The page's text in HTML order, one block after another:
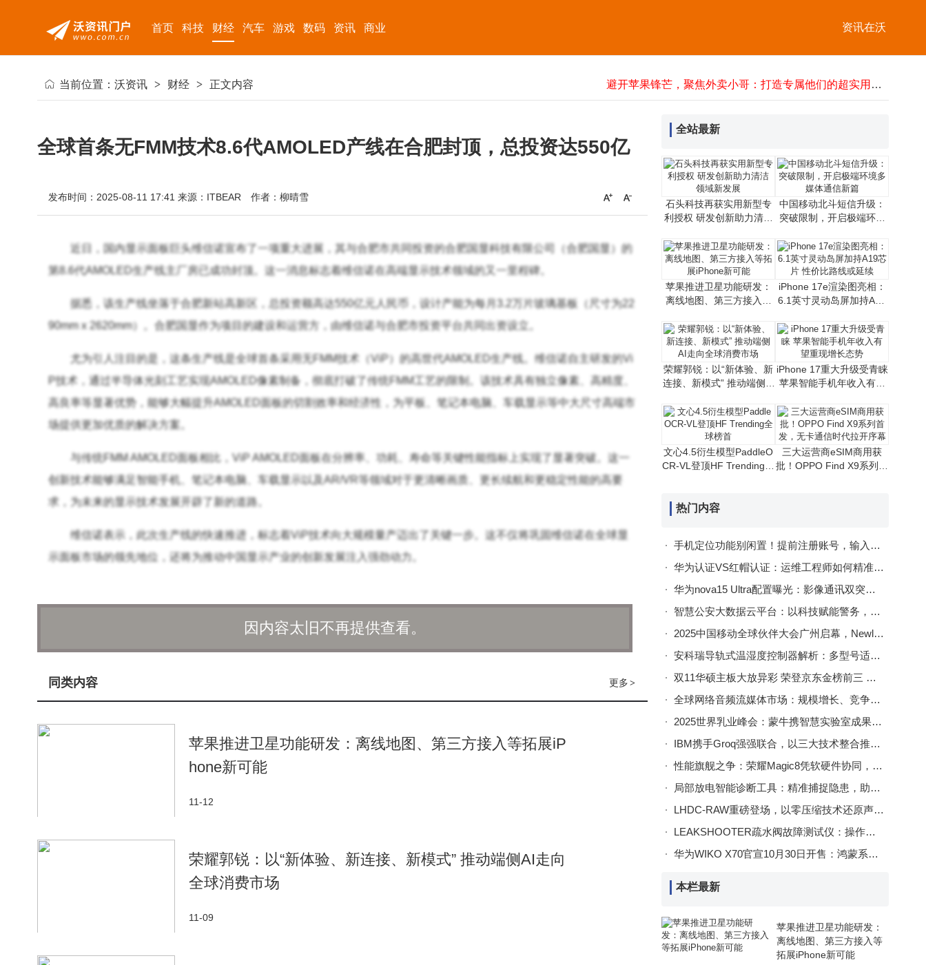
资讯在沃
首页 科技 财经 汽车 游戏 数码 资讯 商业
水浸传感器RS-SJ：4G蓝牙双助力，高效守护防积水安全
避开苹果锋芒，聚焦外卖小哥：打造专属他们的超实用蓝牙耳机
2025微信数据保护全攻略：误删聊天记录别急，多场景恢复方案来了
当前位置： 沃资讯 > 财经 > 正文内容
全球首条无FMM技术8.6代AMOLED产线在合肥封顶，总投资达550亿
发布时间：2025-08-11 17:41 来源：ITBEAR 作者：柳晴雪
近日，国内显示面板巨头维信诺宣布了一项重大进展，其与合肥市共同投资的合肥国显科技有限公司（合肥国显）的
第8.6代AMOLED生产线主厂房已成功封顶。这一消息标志着维信诺在高端显示技术领域的又一里程碑。
据悉，该生产线坐落于合肥新站高新区，总投资额高达550亿元人民币，设计产能为每月3.2万片玻璃基板（尺寸为22
90mm x 2620mm）。合肥国显作为项目的建设和运营方，由维信诺与合肥市投资平台共同出资设立。
尤为引人注目的是，这条生产线是全球首条采用无FMM技术（ViP）的高世代AMOLED生产线。维信诺自主研发的Vi
P技术，通过半导体光刻工艺实现AMOLED像素制备，彻底打破了传统FMM工艺的限制。该技术具有独立像素、高精度、
高良率等显著优势，能够大幅提升AMOLED面板的切割效率和经济性，为平板、笔记本电脑、车载显示等中大尺寸高端市
场提供更加优质的解决方案。
与传统FMM AMOLED面板相比，ViP AMOLED面板在分辨率、功耗、寿命等关键性能指标上实现了显著突破。这一
创新技术能够满足智能手机、笔记本电脑、车载显示以及AR/VR等领域对于更清晰画质、更长续航和更稳定性能的高要
求，为未来的显示技术发展开辟了新的道路。
维信诺表示，此次生产线的快速推进，标志着ViP技术向大规模量产迈出了关键一步。这不仅将巩固维信诺在全球显
示面板市场的领先地位，还将为推动中国显示产业的创新发展注入强劲动力。
因内容太旧不再提供查看。
更多 >
同类内容
苹果推进卫星功能研发：离线地图、第三方接入等拓展iP
hone新可能
11-12
荣耀郭锐：以“新体验、新连接、新模式” 推动端侧AI走向
全球消费市场
11-09
全站最新
石头科技再获实用新型专
利授权 研发创新助力清洁
中国移动北斗短信升级：
突破限制，开启极端环境
苹果推进卫星功能研发：
离线地图、第三方接入等
iPhone 17e渲染图亮相：
6.1英寸灵动岛屏加持A19
荣耀郭锐：以“新体验、新
连接、新模式” 推动端侧AI
iPhone 17重大升级受青睐
苹果智能手机年收入有望
文心4.5衍生模型PaddleO
CR-VL登顶HF Trending全
三大运营商eSIM商用获
批！OPPO Find X9系列首
热门内容
手机定位功能别闲置！提前注册账号，输入手机号就能知对方位置
华为认证VS红帽认证：运维工程师如何精准选择助力职业发展？
华为nova15 Ultra配置曝光：影像通讯双突破，工艺续航再提升
智慧公安大数据云平台：以科技赋能警务，构建城市安全治理新生态
2025中国移动全球伙伴大会广州启幕，Newline获誉并展示AI+视联网多元场景实践
安科瑞导轨式温湿度控制器解析：多型号适配，功能多样精准控温湿
双11华硕主板大放异彩 荣登京东金榜前三 热门型号优惠抢购中
全球网络音频流媒体市场：规模增长、竞争格局与发展新机遇
2025世界乳业峰会：蒙牛携智慧实验室成果亮相，赋能全球乳业数智转型
IBM携手Groq强强联合，以三大技术整合推动企业级AI高效落地
性能旗舰之争：荣耀Magic8凭软硬件协同，成今年旗舰机优选答案
局部放电智能诊断工具：精准捕捉隐患，助力电力系统安全稳定运行
LHDC-RAW重磅登场，以零压缩技术还原声音本真魅力
LEAKSHOOTER疏水阀故障测试仪：操作便捷检测准，功能多样适应广
华为WIKO X70官宣10月30日开售：鸿蒙系统+北斗卫星，轻薄大电池或成亮点
本栏最新
苹果推进卫星功能研发：
离线地图、第三方接入等
拓展iPhone新可能